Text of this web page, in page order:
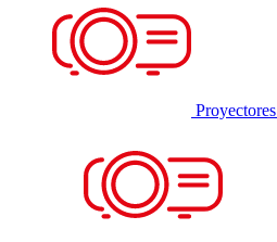
Proyectores